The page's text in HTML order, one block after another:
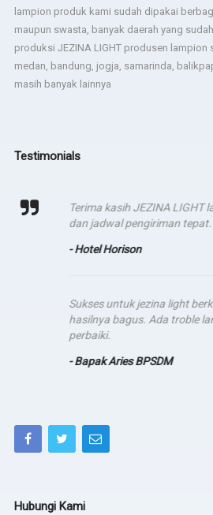
lampion produk kami sudah dipakai
maupun swasta, banyak daerah yang
produksi JEZINA LIGHT produsen lampion
medan, bandung, jogja, samarinda,
masih banyak lainnya
Testimonials
Terima kasih JEZINA LIGHT
dan jadwal pengiriman tepat.
- Hotel Horison
Sukses untuk jezina light
hasilnya bagus. Ada troble
perbaiki.
- Bapak Aries BPSDM
Hubungi Kami